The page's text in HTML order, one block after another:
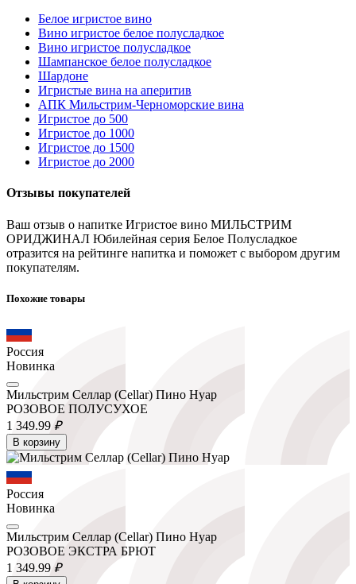
Белое игристое вино
Вино игристое белое полусладкое
Вино игристое полусладкое
Шампанское белое полусладкое
Шардоне
Игристые вина на аперитив
АПК Мильстрим-Черноморские вина
Игристое до 500
Игристое до 1000
Игристое до 1500
Игристое до 2000
Отзывы покупателей
Ваш отзыв о напитке Игристое вино МИЛЬСТРИМ
ОРИДЖИНАЛ Юбилейная серия Белое Полусладкое
отразится на рейтинге напитка и поможет с выбором другим
покупателям.
Похожие товары
Россия
Новинка
Мильстрим Селлар (Cellar) Пино Нуар
РОЗОВОЕ ПОЛУСУХОЕ
1 349.99 ₽
В корзину
Россия
Новинка
Мильстрим Селлар (Cellar) Пино Нуар
РОЗОВОЕ ЭКСТРА БРЮТ
1 349.99 ₽